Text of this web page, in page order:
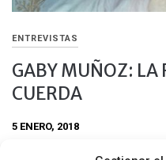
ENTREVISTAS
GABY MUÑOZ: LA
CUERDA
5 ENERO, 2018
De niña me gustaba más